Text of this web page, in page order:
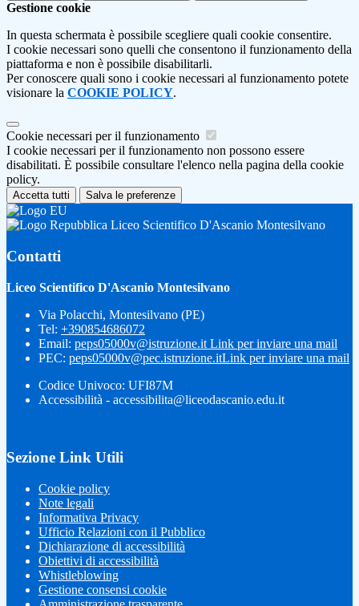
Gestione cookie
In questa schermata è possibile scegliere quali cookie consentire.
I cookie necessari sono quelli che consentono il funzionamento della
piattaforma e non è possibile disabilitarli.
Per conoscere quali sono i cookie necessari al funzionamento potete
visionare la COOKIE POLICY.
Cookie necessari per il funzionamento
I cookie necessari per il funzionamento non possono essere
disabilitati. È possibile consultare l'elenco nella pagina della cookie
policy.
Accetta tutti Salva le preferenze
Liceo Scientifico D'Ascanio Montesilvano
Contatti
Liceo Scientifico D'Ascanio Montesilvano
Via Polacchi, Montesilvano (PE)
Tel: +390854686072
Email: peps05000v@istruzione.it Link per inviare una mail
PEC: peps05000v@pec.istruzione.itLink per inviare una mail
Codice Univoco: UFI87M
Accessibilità - accessibilita@liceodascanio.edu.it
Sezione Link Utili
Cookie policy
Note legali
Informativa Privacy
Ufficio Relazioni con il Pubblico
Dichiarazione di accessibilità
Obiettivi di accessibilità
Whistleblowing
Gestione consensi cookie